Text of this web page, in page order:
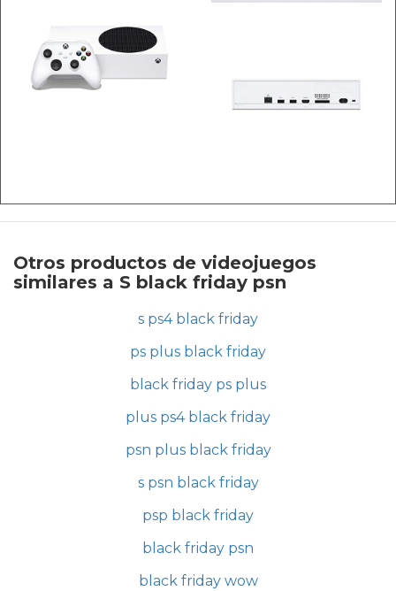
Otros productos de videojuegos
similares a S black friday psn
s ps4 black friday
ps plus black friday
black friday ps plus
plus ps4 black friday
psn plus black friday
s psn black friday
psp black friday
black friday psn
black friday wow